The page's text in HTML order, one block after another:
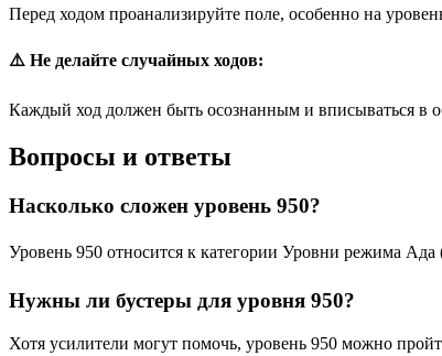
Перед ходом проанализируйте поле, особенно на
⚠️ Не делайте случайных ходов:
Каждый ход должен быть осознанным и вписываться в
Вопросы и ответы
Насколько сложен уровень 950?
Уровень 950 относится к категории Уровни режима Ада
Нужны ли бустеры для уровня 950?
Хотя усилители могут помочь, уровень 950 можно